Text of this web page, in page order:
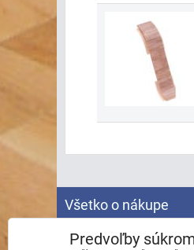
Všetko o nákupe
Spracovanie
Predvoľby